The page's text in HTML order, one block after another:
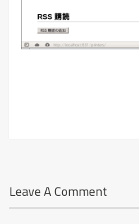
Leave A Comment